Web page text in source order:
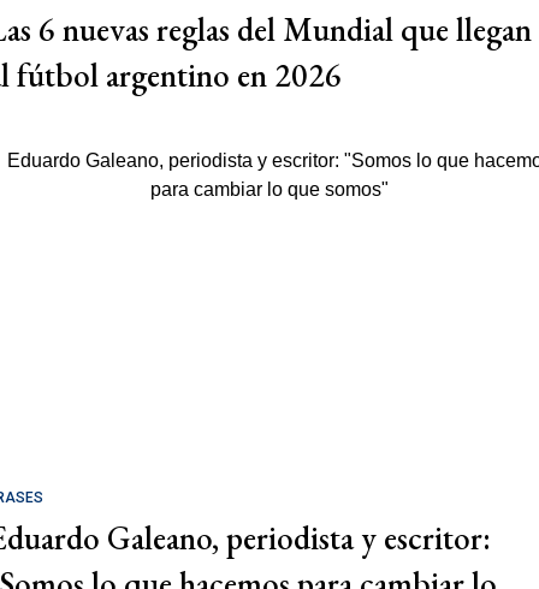
6 nuevas reglas del Mundial que llegan
fútbol argentino en 2026
Galeano, periodista y escritor: